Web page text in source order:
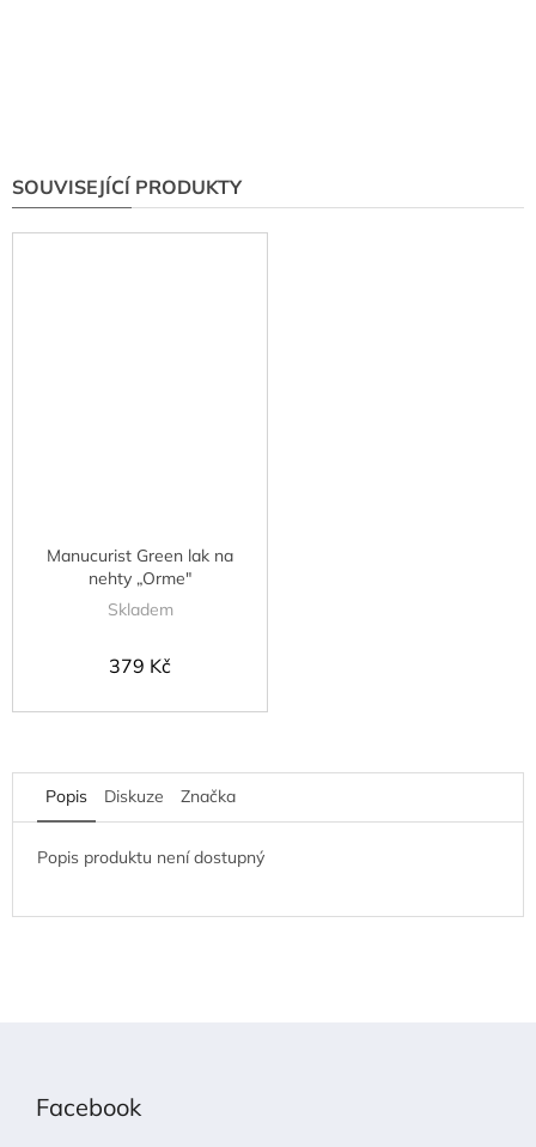
SOUVISEJÍCÍ PRODUKTY
Manucurist Green lak na
nehty „Orme"
Skladem
379 Kč
Popis Diskuze Značka
Popis produktu není dostupný
Facebook